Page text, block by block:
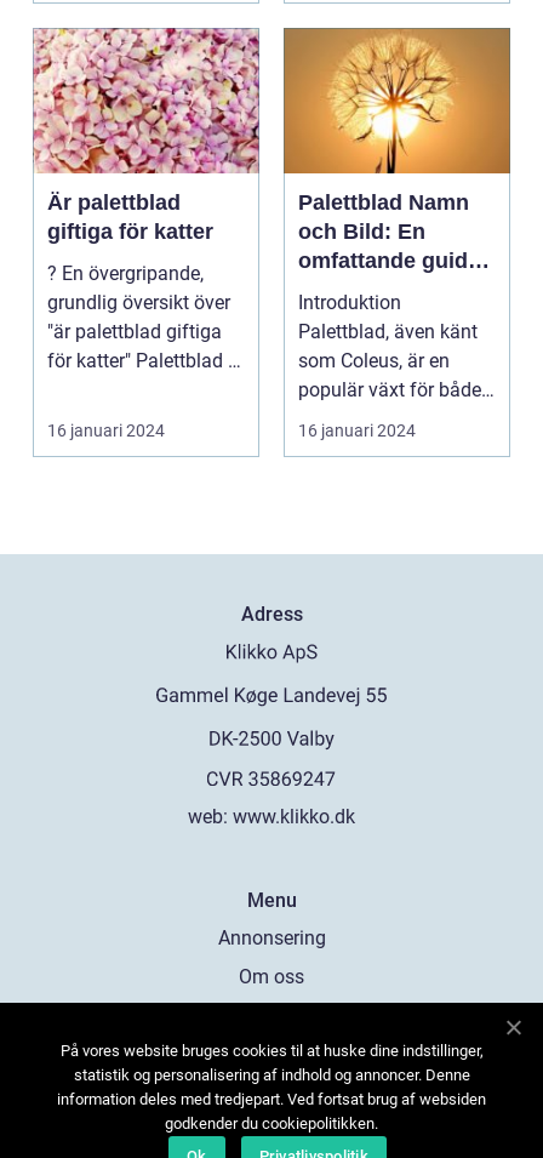
Är palettblad
giftiga för katter
? En övergripande,
grundlig översikt över
"är palettblad giftiga
för katter" Palettblad är
16 januari 2024
Palettblad Namn
och Bild: En
omfattande guide
för
trädgårdsälskare
Introduktion
Palettblad, även känt
som Coleus, är en
populär växt för både
inomhus och
utomhusbruk. ...
16 januari 2024
Adress
web: www.klikko.dk
Menu
Annonsering
Om oss
Kontakta oss
Sitemap
På vores website bruges cookies til at huske dine indstillinger,
statistik og personalisering af indhold og annoncer. Denne
information deles med tredjepart. Ved fortsat brug af websiden
godkender du cookiepolitikken.